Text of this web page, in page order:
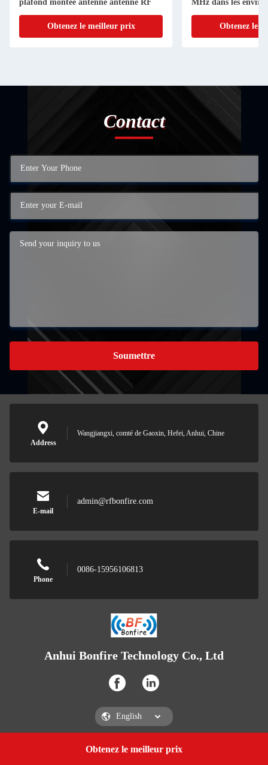
Obtenez le meilleur prix
plafond montée antenne antenne RF
Obtenez le meilleur prix
MHz dans les
intérieurs
Obtenez le
Contact
Soumettre
Address
Wangjiangxi, comté de Gaoxin, Hefei, Anhui, Chine
E-mail
admin@rfbonfire.com
Phone
0086-15956106813
Anhui Bonfire Technology Co., Ltd
Anhui Bonfire Technology Co., LtdGet a Quote